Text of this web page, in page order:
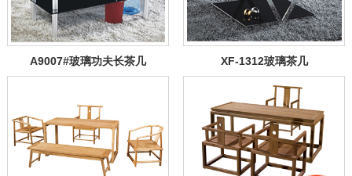
A9007#玻璃功夫长茶几 XF-1312玻璃茶几